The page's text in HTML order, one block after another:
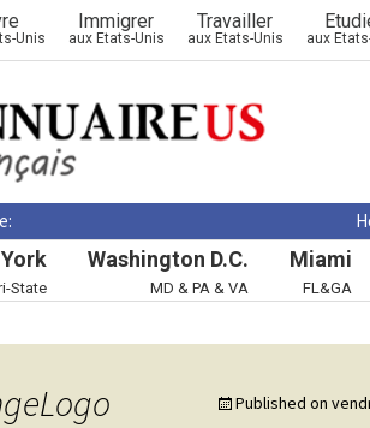
Unis
Immigrer
aux Etats-Unis
Travailler
aux Etats-Unis aux
State
Washington D.C.
MD & PA & VA
Miami
FL&GA
Published on